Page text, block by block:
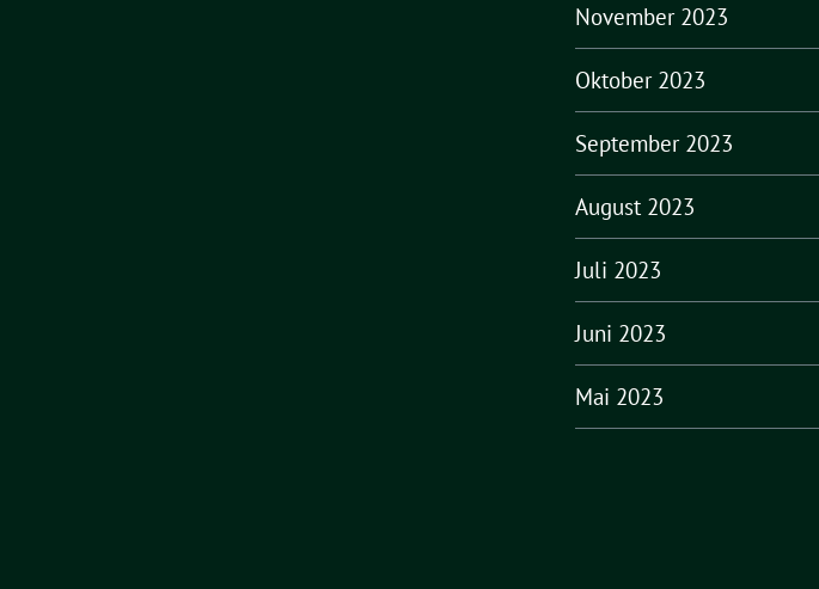
November 2023
Oktober 2023
September 2023
August 2023
Juli 2023
Juni 2023
Mai 2023